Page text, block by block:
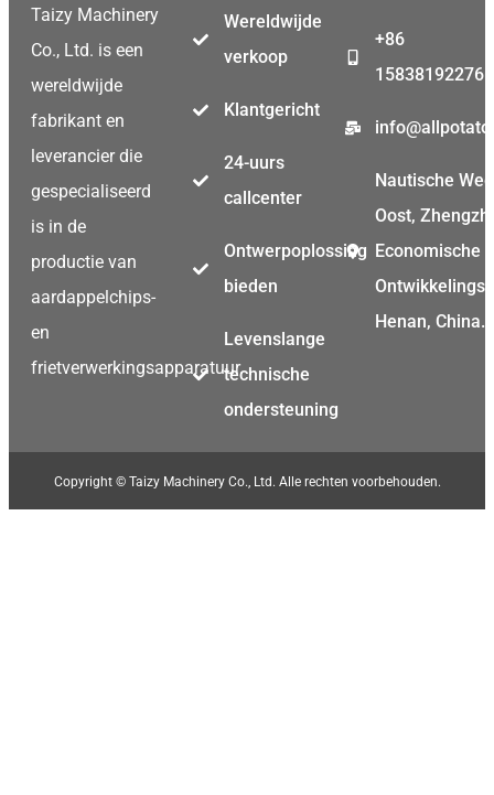
Taizy Machinery
Co., Ltd. is een
wereldwijde
fabrikant en
leverancier die
gespecialiseerd
is in de
productie van
aardappelchips-
en
frietverwerkingsapparatuur.
Wereldwijde
verkoop
Klantgericht
24-uurs
callcenter
Ontwerpoplossing
bieden
Levenslange
technische
ondersteuning
+86
15838192276
Nautische Weg
Oost,
Economische
Henan, China.
Copyright © Taizy Machinery Co., Ltd. Alle rechten voorbehouden.